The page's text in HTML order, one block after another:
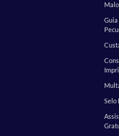
Guia
Selo